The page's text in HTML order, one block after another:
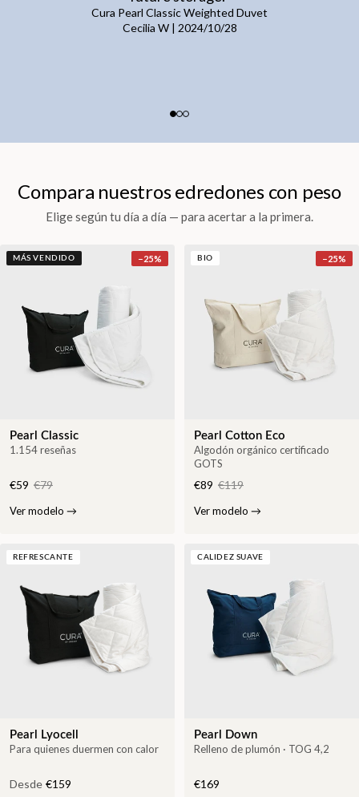
Cura Pearl Classic Weighted Duvet
Cecilia W| 2024/10/28
Compara nuestros edredones con peso
Elige según tu día a día — para acertar a la primera.
MÁS VENDIDO −25%
Pearl Classic
1.154 reseñas
€59 €79
Ver modelo →
BIO −25%
Pearl Cotton Eco
Algodón orgánico certificado
GOTS
€89 €119
Ver modelo →
REFRESCANTE
Pearl Lyocell
Para quienes duermen con calor
Desde €159
CALIDEZ SUAVE
Pearl Down
Relleno de plumón · TOG 4,2
€169